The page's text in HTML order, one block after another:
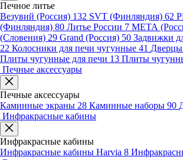
Печное литье
Везувий (Россия) 132 SVT (Финляндия) 62
(Финляндия) 80 Литье России 7 МЕТА
(Словения) 29 Grand (Россия) 50 Задвижки
22 Колосники для печи чугунные 41 Дверцы
Плиты чугунные для печи 13 Плиты
Печные аксессуары
Печные аксессуары
Каминные экраны 28 Каминные наборы 90
Инфракрасные кабины
Инфракрасные кабины
Инфракрасные кабины Harvia 8